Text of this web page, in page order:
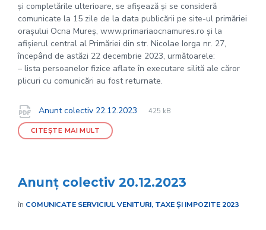
și completările ulterioare, se afișează și se consideră
comunicate la 15 zile de la data publicării pe site-ul primăriei
orașului Ocna Mureș, www.primariaocnamures.ro și la
afișierul central al Primăriei din str. Nicolae Iorga nr. 27,
începând de astăzi 22 decembrie 2023, următoarele:
– lista persoanelor fizice aflate în executare silită ale căror
plicuri cu comunicări au fost returnate.
Documente
Anunt colectiv 22.12.2023
File
pdf
File
425 kB
CITEȘTE MAI MULT
Anunț colectiv 20.12.2023
în COMUNICATE SERVICIUL VENITURI, TAXE ȘI IMPOZITE 2023